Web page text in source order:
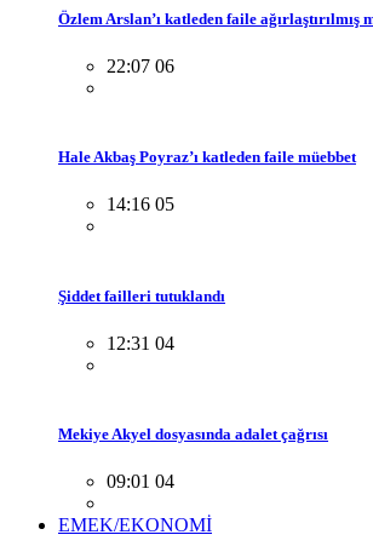
Özlem Arslan’ı katleden faile ağırlaştırılmış
22:07 06
Hale Akbaş Poyraz’ı katleden faile müebbet
14:16 05
Şiddet failleri tutuklandı
12:31 04
Mekiye Akyel dosyasında adalet çağrısı
09:01 04
EMEK/EKONOMİ